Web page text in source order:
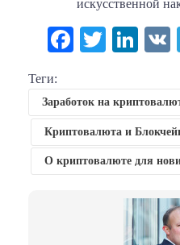
искусственной
Facebook
Twitter
Теги:
Заработок на
Криптовалюта и
О криптовалюте для